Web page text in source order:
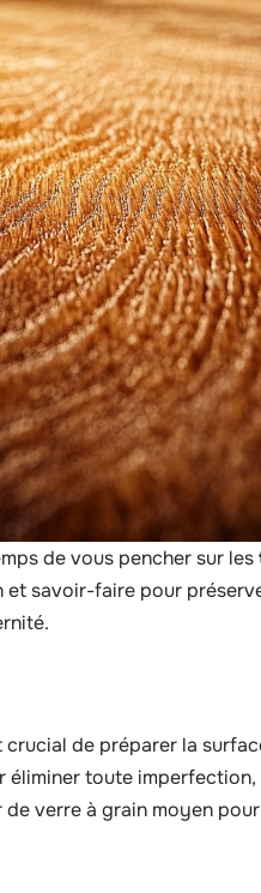
de vous pencher sur les
et savoir-faire pour
de préparer la
éliminer toute
verre à grain moyen